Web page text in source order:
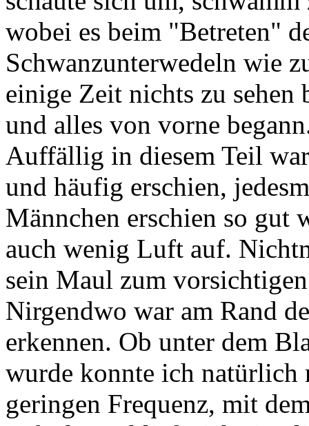
wobei es beim "Betreten"
Schwanzunterwedeln wie
einige Zeit nichts zu sehen
und alles von vorne
Auffällig in diesem Teil
und häufig erschien,
Männchen erschien so gut
auch wenig Luft auf.
sein Maul zum
Nirgendwo war am Rand
erkennen. Ob unter dem
wurde konnte ich
geringen Frequenz, mit